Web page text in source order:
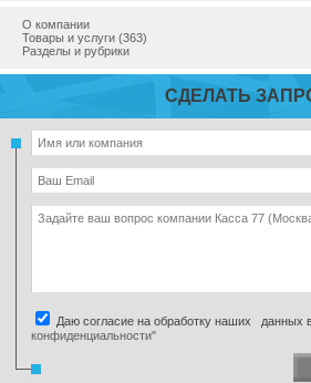
О компании
Товары и услуги (363)
Разделы и рубрики
СДЕЛАТЬ
Даю согласие на обработку наших данных
конфиденциальности"